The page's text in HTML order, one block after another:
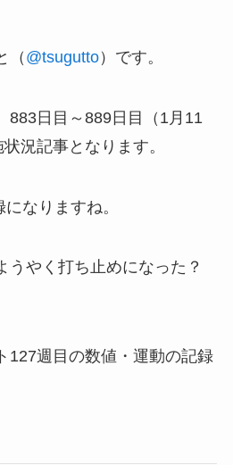
（ @tsugutto）です。
日目～889日目（1月11
況記事となります。
なりますね。
うやく打ち止めになった？
127週目の数値・運動の記録